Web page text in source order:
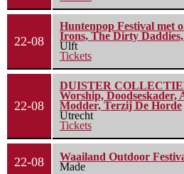
22-08
Huntenpop Festival met
Irons, The Dirty
Ulft
Tickets
22-08
DUISTER
Worship, Doodseskader,
Modder, Terzij De Horde
Utrecht
Tickets
22-08
Waailand Outdoor
Made